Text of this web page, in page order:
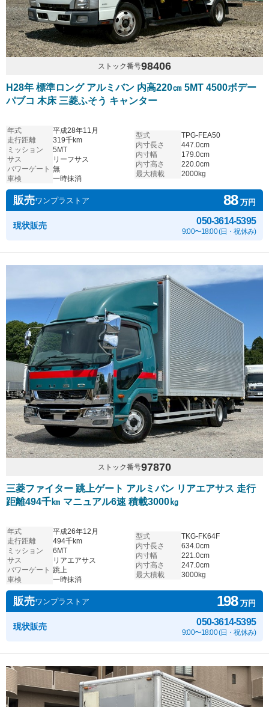
ストック番号98406
H28年 標準ロング アルミバン 内高220㎝ 5MT 4500ボデー
パブコ 木床 三菱ふそう キャンター
年式
平成28年11月
走行距離
319千km
ミッション
5MT
サス
リーフサス
パワーゲート 無
車検
一時抹消
型式
TPG-FEA50
内寸長さ
447.0cm
内寸幅
179.0cm
内寸高さ
220.0cm
最大積載
2000kg
販売ワンプラストア 88万円
現状販売 050-3614-5395
9:00〜18:00 (日・祝休み)
ストック番号97870
三菱ファイター 跳上ゲート アルミバン リアエアサス 走行
距離494千㎞ マニュアル6速 積載3000㎏
年式
平成26年12月
走行距離
494千km
ミッション
6MT
サス
リアエアサス
パワーゲート 跳上
車検
一時抹消
型式
TKG-FK64F
内寸長さ
634.0cm
内寸幅
221.0cm
内寸高さ
247.0cm
最大積載
3000kg
販売ワンプラストア 198万円
現状販売 050-3614-5395
9:00〜18:00 (日・祝休み)